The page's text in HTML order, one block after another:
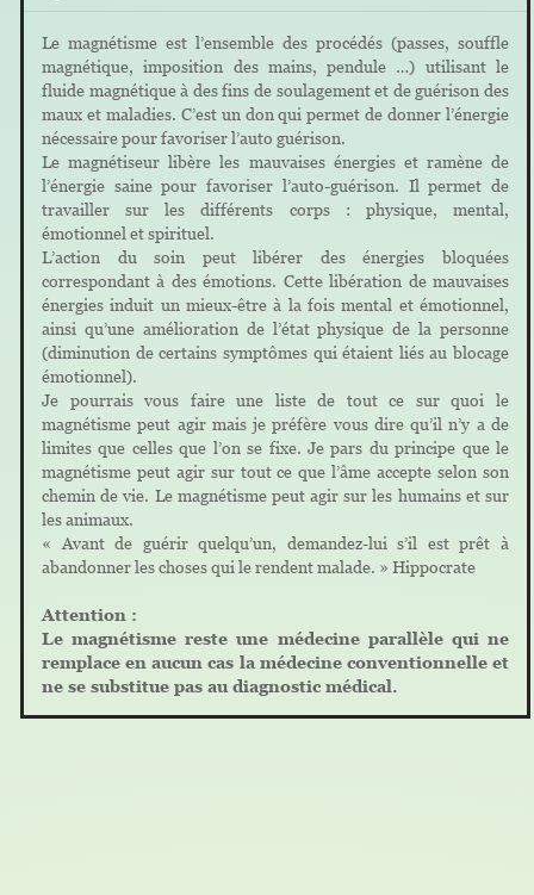
Le magnétisme est l’ensemble des procédés (passes, souffle
magnétique, imposition des mains, pendule …) utilisant le
fluide magnétique à des fins de soulagement et de guérison des
maux et maladies. C’est un don qui permet de donner l’énergie
nécessaire pour favoriser l’auto guérison.
Le magnétiseur libère les mauvaises énergies et ramène de
l’énergie saine pour favoriser l’auto-guérison. Il permet de
travailler sur les différents corps : physique, mental,
émotionnel et spirituel.
L’action du soin peut libérer des énergies bloquées
correspondant à des émotions. Cette libération de mauvaises
énergies induit un mieux-être à la fois mental et émotionnel,
ainsi qu’une amélioration de l’état physique de la personne
(diminution de certains symptômes qui étaient liés au blocage
émotionnel).
Je pourrais vous faire une liste de tout ce sur quoi le
magnétisme peut agir mais je préfère vous dire qu’il n’y a de
limites que celles que l’on se fixe. Je pars du principe que le
magnétisme peut agir sur tout ce que l’âme accepte selon son
chemin de vie. Le magnétisme peut agir sur les humains et sur
les animaux.
« Avant de guérir quelqu’un, demandez-lui s’il est prêt à
abandonner les choses qui le rendent malade. » Hippocrate
Attention :
Le magnétisme reste une médecine parallèle qui ne
remplace en aucun cas la médecine conventionnelle et
ne se substitue pas au diagnostic médical.